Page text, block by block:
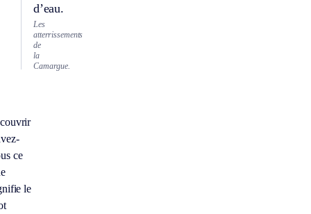
d’eau.
Les
atterrissements
de
la
Camargue.
ce
le